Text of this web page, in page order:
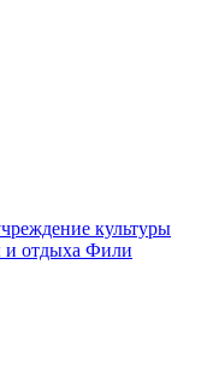
культуры
и отдыха Фили